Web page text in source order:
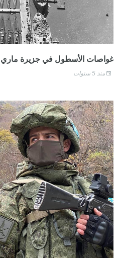
غواصات الأسطول في جزيرة ماري في
منذ 5 سنوات